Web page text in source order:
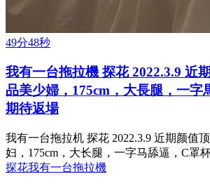
49分48秒
我有一台拖拉機 探花 2022.3.9 近
品美少婦，175cm，大長腿，一字
期待返場
我有一台拖拉机 探花 2022.3.9 近期颜值
妇，175cm，大长腿，一字马舔逼，C罩
探花我有一台拖拉機